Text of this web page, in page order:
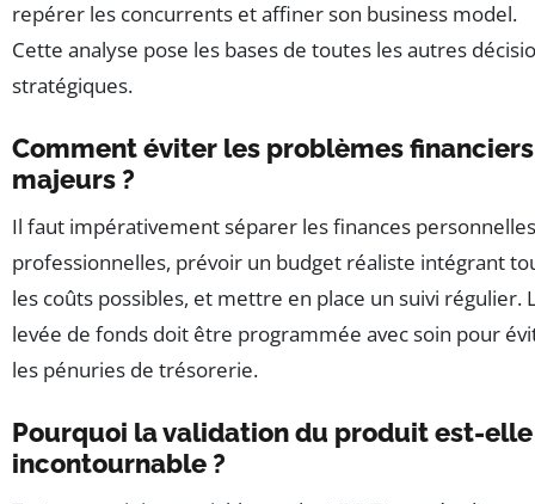
repérer les concurrents et affiner son business model.
Cette analyse pose les bases de toutes les autres
stratégiques.
Comment éviter les problèmes financiers
majeurs ?
Il faut impérativement séparer les finances
professionnelles, prévoir un budget réaliste intégrant
les coûts possibles, et mettre en place un suivi régulier.
levée de fonds doit être programmée avec soin pour
les pénuries de trésorerie.
Pourquoi la validation du produit est-elle
incontournable ?